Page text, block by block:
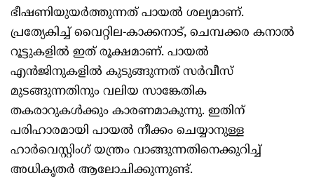
ഭീഷണിയുയർത്തുന്നത് പായൽ ശല്യമാണ്.
പ്രത്യേകിച്ച് വൈറ്റില-കാക്കനാട്, ചെമ്പക്കര കനാൽ
റൂട്ടുകളിൽ ഇത് രൂക്ഷമാണ്. പായൽ
എൻജിനുകളിൽ കുടുങ്ങുന്നത് സർവീസ്
മുടങ്ങുന്നതിനും വലിയ സാങ്കേതിക
തകരാറുകൾക്കും കാരണമാകുന്നു. ഇതിന്
പരിഹാരമായി പായൽ നീക്കം ചെയ്യാനുള്ള
ഹാർവെസ്റ്റിംഗ് യന്ത്രം വാങ്ങുന്നതിനെക്കുറിച്ച്
അധികൃതർ ആലോചിക്കുന്നുണ്ട്.